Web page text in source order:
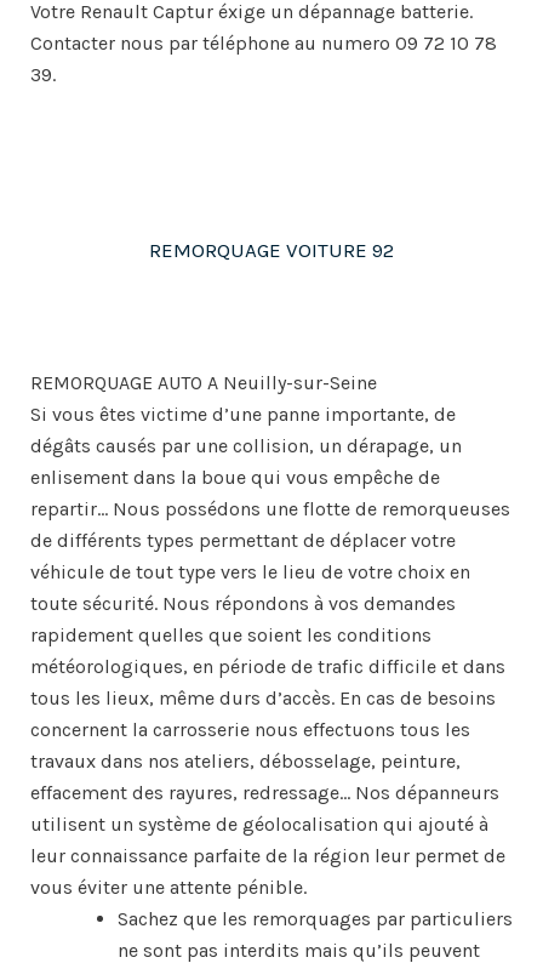
Votre Renault Captur éxige un dépannage batterie.
Contacter nous par téléphone au numero 09 72 10 78
39.
REMORQUAGE VOITURE 92
REMORQUAGE AUTO A Neuilly-sur-Seine
Si vous êtes victime d’une panne importante, de
dégâts causés par une collision, un dérapage, un
enlisement dans la boue qui vous empêche de
repartir… Nous possédons une flotte de remorqueuses
de différents types permettant de déplacer votre
véhicule de tout type vers le lieu de votre choix en
toute sécurité. Nous répondons à vos demandes
rapidement quelles que soient les conditions
météorologiques, en période de trafic difficile et dans
tous les lieux, même durs d’accès. En cas de besoins
concernent la carrosserie nous effectuons tous les
travaux dans nos ateliers, débosselage, peinture,
effacement des rayures, redressage… Nos dépanneurs
utilisent un système de géolocalisation qui ajouté à
leur connaissance parfaite de la région leur permet de
vous éviter une attente pénible.
Sachez que les remorquages par particuliers
ne sont pas interdits mais qu’ils peuvent